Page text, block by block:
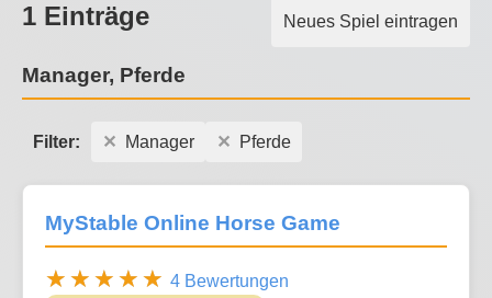
Neues Spiel eintragen
1 Einträge
Manager, Pferde
Filter: Manager Pferde
MyStable Online Horse Game
4 Bewertungen